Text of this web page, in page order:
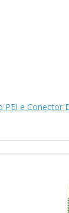
PEI e Conector